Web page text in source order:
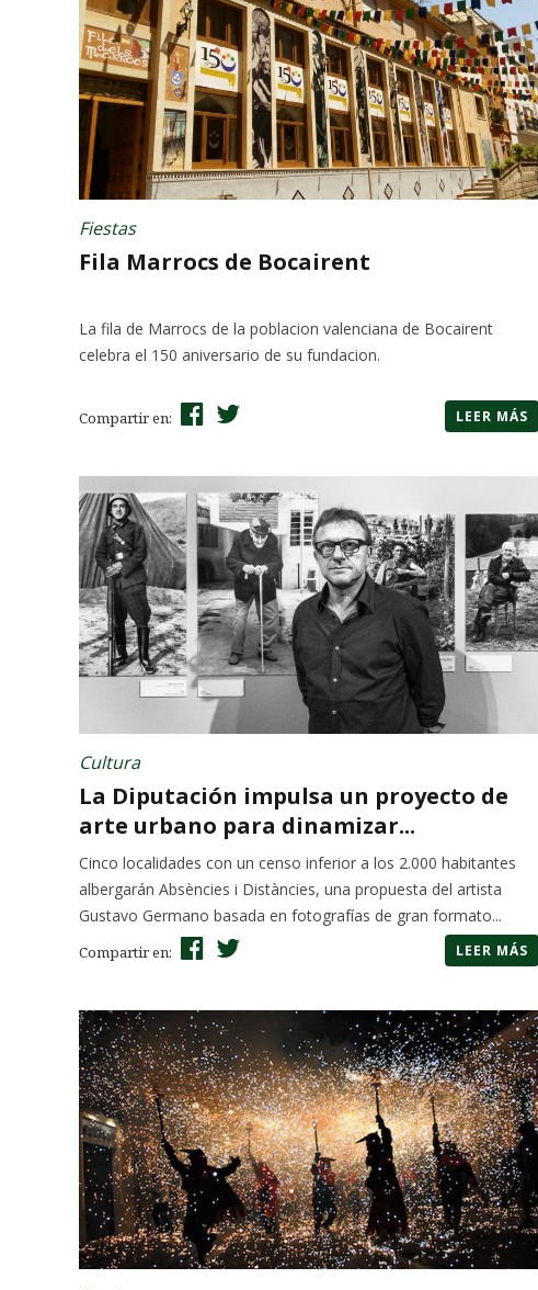
Fiestas
Fila Marrocs de Bocairent
La fila de Marrocs de la poblacion valenciana de Bocairent
celebra el 150 aniversario de su fundacion.
Compartir en: LEER MÁS
Cultura
La Diputación impulsa un proyecto de
arte urbano para dinamizar...
Cinco localidades con un censo inferior a los 2.000 habitantes
albergarán Absències i Distàncies, una propuesta del artista
Gustavo Germano basada en fotografías de gran formato...
Compartir en: LEER MÁS